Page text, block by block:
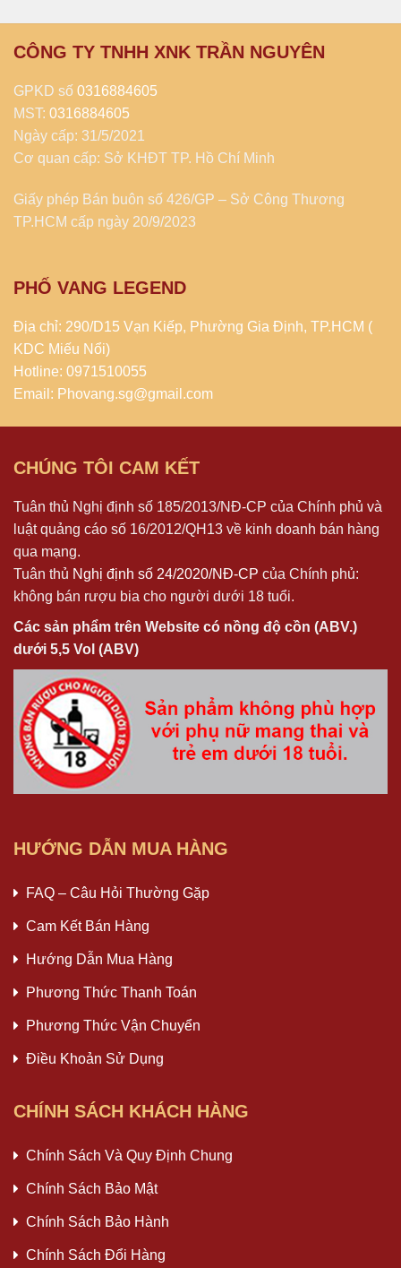
CÔNG TY TNHH XNK TRẦN NGUYÊN
GPKD số 0316884605
MST: 0316884605
Ngày cấp: 31/5/2021
Cơ quan cấp: Sở KHĐT TP. Hồ Chí Minh
Giấy phép Bán buôn số 426/GP – Sở Công Thương
TP.HCM cấp ngày 20/9/2023
PHỐ VANG LEGEND
Địa chỉ: 290/D15 Vạn Kiếp, Phường Gia Định, TP.HCM (
KDC Miếu Nổi)
Hotline: 0971510055
Email: Phovang.sg@gmail.com
CHÚNG TÔI CAM KẾT
Tuân thủ Nghị định số 185/2013/NĐ-CP của Chính phủ và
luật quảng cáo số 16/2012/QH13 về kinh doanh bán hàng
qua mạng.
Tuân thủ Nghị định số 24/2020/NĐ-CP của Chính phủ:
không bán rượu bia cho người dưới 18 tuổi.
Các sản phẩm trên Website có nồng độ cồn (ABV.)
dưới 5,5 Vol (ABV)
HƯỚNG DẪN MUA HÀNG
FAQ – Câu Hỏi Thường Gặp
Cam Kết Bán Hàng
Hướng Dẫn Mua Hàng
Phương Thức Thanh Toán
Phương Thức Vận Chuyển
Điều Khoản Sử Dụng
CHÍNH SÁCH KHÁCH HÀNG
Chính Sách Và Quy Định Chung
Chính Sách Bảo Mật
Chính Sách Bảo Hành
Chính Sách Đổi Hàng